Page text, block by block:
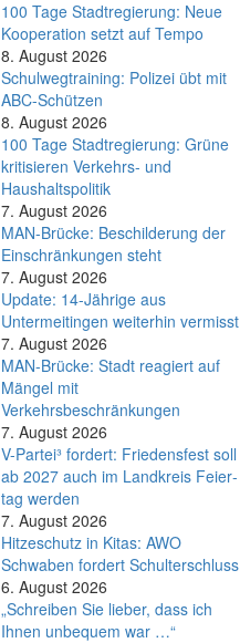
100 Tage Stadtregierung: Neue
Kooperation setzt auf Tempo
8. August 2026
Schul­weg­trai­ning: Poli­zei übt mit
ABC-Schüt­zen
8. August 2026
100 Tage Stadtregierung: Grüne
kritisieren Verkehrs- und
Haushaltspolitik
7. August 2026
MAN-Brücke: Beschilderung der
Einschränkungen steht
7. August 2026
Update: 14-Jährige aus
Untermeitingen weiterhin vermisst
7. August 2026
MAN-Brücke: Stadt reagiert auf
Mängel mit
Verkehrsbeschränkungen
7. August 2026
V-Partei­³ fordert: Friedens­fest soll
ab 2027 auch im Land­kreis Feier­
tag werden
7. August 2026
Hitzeschutz in Kitas: AWO
Schwaben fordert Schulterschluss
6. August 2026
„Schreiben Sie lieber, dass ich
Ihnen unbequem war …“